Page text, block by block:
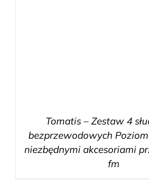
Tomatis – Zestaw 4
bezprzewodowych
niezbędnymi akcesoriami
fm